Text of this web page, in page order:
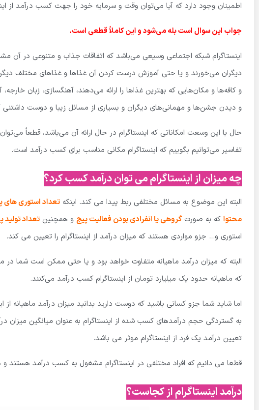
اطمینان وجود دارد که آیا می‌توان وقت و سرمایه خود را جهت کسب درآمد از
جواب این سوال است بله می‌شود و این کاملاً قطعی است.
اینستاگرام شبکه اجتماعی وسیعی می‌باشد که اتفاقات جذاب و متنوعی در آن
دیگران می‌خورند و یا حتی آموزش درست کردن آن غذاها و غذاهای مختلف
و کافه‌ها و مکان‌هایی که بهترین غذاها را ارائه می‌دهند، آهنگسازی، زبان
و دیدن جشن‌ها و مهمانی‌های دیگران و بسیاری از مسائل زیبا و دوست داشتنی که
حال با این وسعت امکاناتی که اینستاگرام در حال ارائه آن می‌باشد، قطعاً
تفاسیر می‌توانیم بگوییم که اینستاگرام مکانی مناسب برای کسب درآمد است.
چه میزان از اینستاگرام می توان درآمد کسب کرد؟
البته این موضوع به مسائل مختلفی ربط پیدا می کند. اینکه تعداد استوری های
محتوا که به صورت گروهی یا انفرادی بودن فعالیت پیج و همچنین تعداد
استوری و… جزو مواردی هستند که میزان درآمد از اینستاگرام را تعیین می کند.
البته که میزان درآمد ماهیانه متفاوت خواهد بود و یا حتی ممکن است شما در
که ماهیانه حدود یک میلیارد تومان از اینستاگرام کسب درآمد می‌کنند.
اما شاید شما جزو کسانی باشید که دوست دارید بدانید میزان درآمد ماهیانه از
به گستردگی حجم درآمدهای کسب شده از اینستاگرام به عنوان میانگین میزان
تعیین درآمد یک فرد از اینستاگرام موثر می باشد.
قطعا می دانیم که افراد مختلفی در اینستاگرام مشغول به کسب درآمد هستند و
درآمد اینستاگرام از کجاست؟